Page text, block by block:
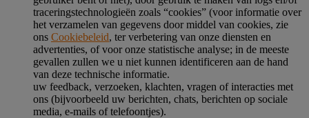
traceringstechnologieën zoals “cookies” (voor informatie over
het verzamelen van gegevens door middel van cookies, zie
ons Cookiebeleid, ter verbetering van onze diensten en
advertenties, of voor onze statistische analyse; in de meeste
gevallen zullen we u niet kunnen identificeren aan de hand
van deze technische informatie.
uw feedback, verzoeken, klachten, vragen of interacties met
ons (bijvoorbeeld uw berichten, chats, berichten op sociale
media, e-mails of telefoontjes).